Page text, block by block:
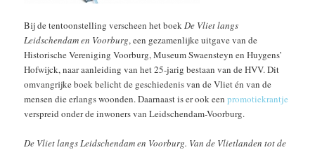
Bij de tentoonstelling verscheen het boekDe Vliet langs
Leidschendam en Voorburg, een gezamenlijke uitgave van de
Historische Vereniging Voorburg, Museum Swaensteyn en Huygens’
Hofwijck, naar aanleiding van het 25-jarig bestaan van de HVV. Dit
omvangrijke boek belicht de geschiedenis van de Vliet én van de
mensen die erlangs woonden. Daarnaast is er ook eenpromotiekrantje
verspreid onder de inwoners van Leidschendam-Voorburg.
De Vliet langs Leidschendam en Voorburg. Van de Vlietlanden tot de